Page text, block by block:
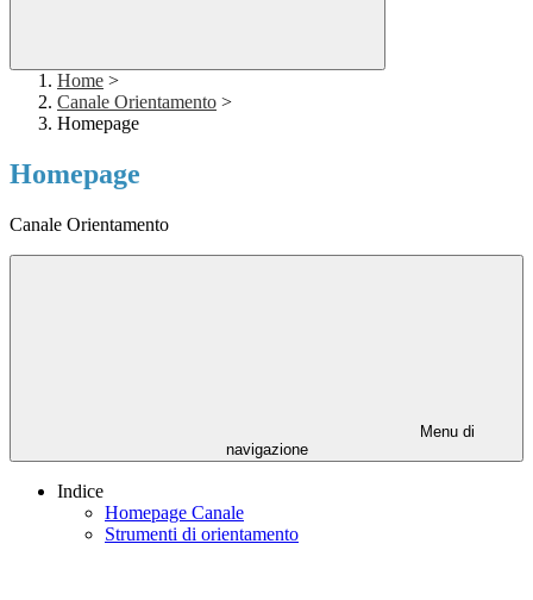
Home >
Canale Orientamento >
Homepage
Homepage
Canale Orientamento
Menu di
navigazione
Indice
Homepage Canale
Strumenti di orientamento